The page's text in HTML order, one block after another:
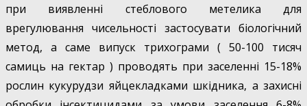
при виявленні стеблового метелика для
врегулювання чисельності застосувати біологічний
метод, а саме випуск трихограми ( 50-100 тисяч
самиць на гектар ) проводять при заселенні 15-18%
рослин кукурудзи яйцекладками шкідника, а захисні